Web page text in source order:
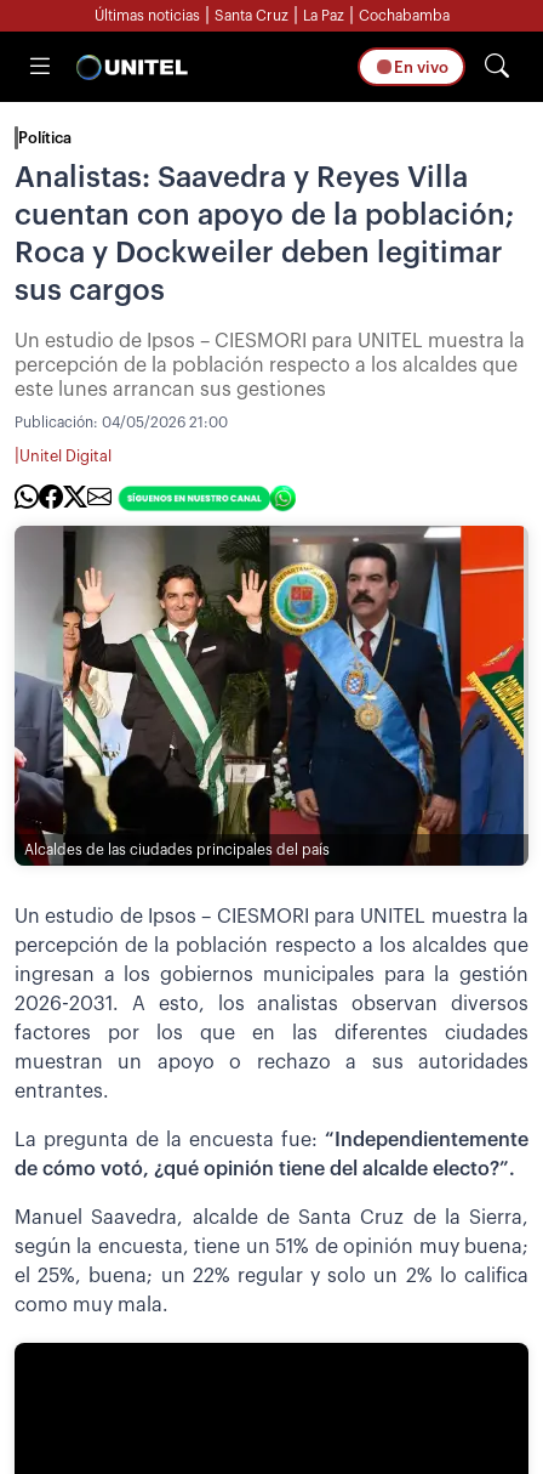
Últimas noticias Santa Cruz La Paz Cochabamba
En vivo
Política
Analistas: Saavedra y Reyes Villa
cuentan con apoyo de la población;
Roca y Dockweiler deben legitimar
sus cargos
Un estudio de Ipsos – CIESMORI para UNITEL muestra la
percepción de la población respecto a los alcaldes que
este lunes arrancan sus gestiones
Publicación: 04/05/2026 21:00
Unitel Digital
Alcaldes de las ciudades principales del país
Un estudio de Ipsos – CIESMORI para UNITEL muestra la
percepción de la población respecto a los alcaldes que
ingresan a los gobiernos municipales para la gestión
2026-2031. A esto, los analistas observan diversos
factores por los que en las diferentes ciudades
muestran un apoyo o rechazo a sus autoridades
entrantes.
La pregunta de la encuesta fue: “Independientemente
de cómo votó, ¿qué opinión tiene del alcalde electo?”.
Manuel Saavedra, alcalde de Santa Cruz de la Sierra,
según la encuesta, tiene un 51% de opinión muy buena;
el 25%, buena; un 22% regular y solo un 2% lo califica
como muy mala.